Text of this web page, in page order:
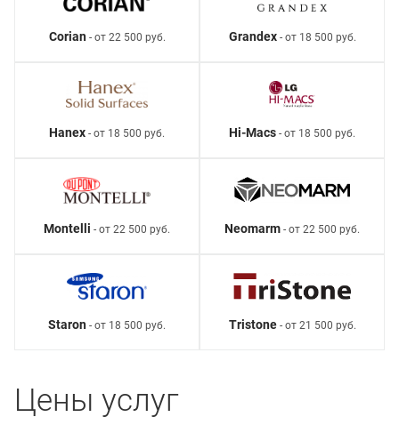
Corian- от 22 500 руб. Grandex- от 18 500 руб.
Hanex - от 18 500 руб. Hi-Macs - от 18 500 руб.
Montelli - от 22 500 руб. Neomarm - от 22 500 руб.
Staron - от 18 500 руб. Tristone- от 21 500 руб.
Цены услуг